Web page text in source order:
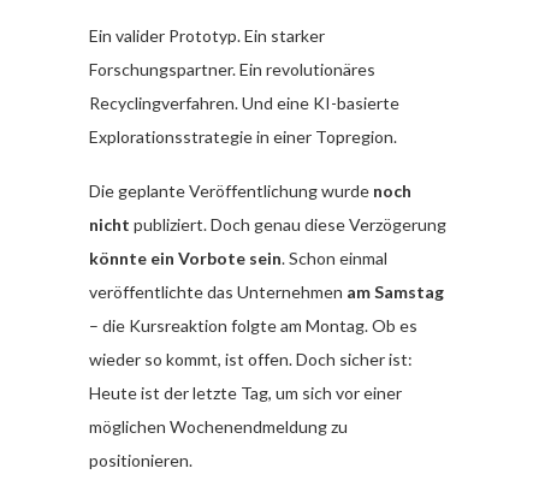
Ein valider Prototyp. Ein starker
Forschungspartner. Ein revolutionäres
Recyclingverfahren. Und eine KI-basierte
Explorationsstrategie in einer Topregion.
Die geplante Veröffentlichung wurde noch
nicht publiziert. Doch genau diese Verzögerung
könnte ein Vorbote sein. Schon einmal
veröffentlichte das Unternehmen am Samstag
– die Kursreaktion folgte am Montag. Ob es
wieder so kommt, ist offen. Doch sicher ist:
Heute ist der letzte Tag, um sich vor einer
möglichen Wochenendmeldung zu
positionieren.